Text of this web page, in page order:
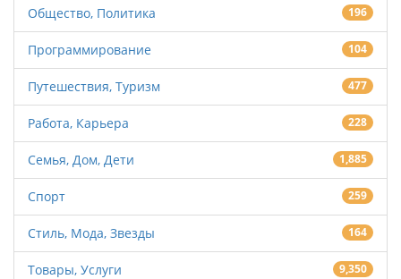
Общество, Политика 196
Программирование 104
Путешествия, Туризм 477
Работа, Карьера 228
Семья, Дом, Дети 1,885
Спорт 259
Стиль, Мода, Звезды 164
Товары, Услуги 9,350